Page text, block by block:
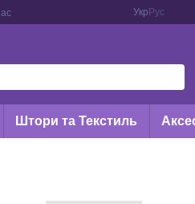
Укр Рус
Штори та Текстиль